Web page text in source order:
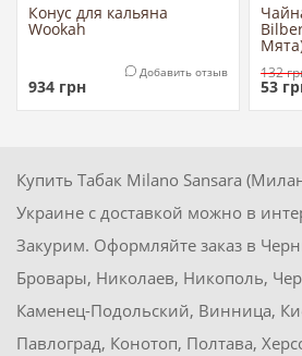
Конус для кальяна
Wookah
934 грн
Добавить отзыв 132
53
Купить Табак Milano Sansara
Украине с доставкой можно в
Закурим. Оформляйте заказ в
Бровары, Николаев, Никополь,
Каменец-Подольский, Винница,
Павлоград, Конотоп, Полтава,